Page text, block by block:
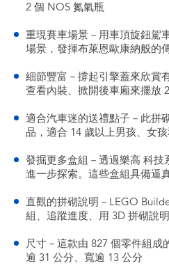
2 個 NOS 氮氣瓶
重現賽車場景－用車頂旋鈕駕
場景，發揮布萊恩歐康納般的
細節豐富－撐起引擎蓋來欣賞
查看內裝、掀開後車廂來擺放
適合汽車迷的送禮點子－此拼
品，適合 14 歲以上男孩、女
發掘更多盒組－透過樂高 科技
進一步探索。這些盒組具備逼
直觀的拼砌說明－LEGO
組、追蹤進度、用 3D 拼砌說
尺寸－這款由 827 個零件組成
逾 31 公分、寬逾 13 公分